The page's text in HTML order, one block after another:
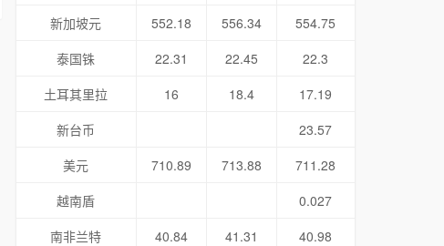
新加坡元
552.18 556.34
554.75
泰国铢
22.31 22.45
22.3
土耳其里拉
16 18.4
17.19
新台币
23.57
美元
710.89 713.88
711.28
越南盾
0.027
南非兰特
40.84 41.31
40.98